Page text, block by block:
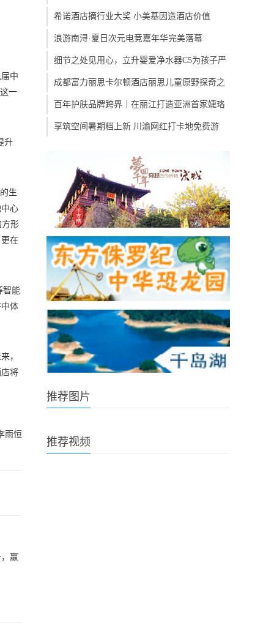
中
一
升
生
心
方形
在
智能
体
，
将
雨恒
赢
希诺酒店摘行业大奖 小美基因造酒店价值
浪游南浔·夏日次元电竞嘉年华完美落幕
细节之处见用心，立升婴爱净水器C5为孩子严
成都富力丽思卡尔顿酒店丽思儿童原野探奇之
百年护肤品牌跨界｜在丽江打造亚洲首家婕珞
享筑空间暑期档上新 川渝网红打卡地免费游
推荐图片
推荐视频